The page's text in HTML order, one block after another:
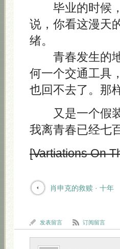
毕业的时候，
说，你看这漫天
绪。
青春发生的地
何一个交通工具
也回不去了。那
又是一个假装
我离青春已经七
[Vartiations On
肖申克的救赎 · 十年
发表留言 订阅留言